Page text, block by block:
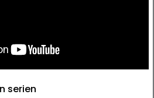
serien